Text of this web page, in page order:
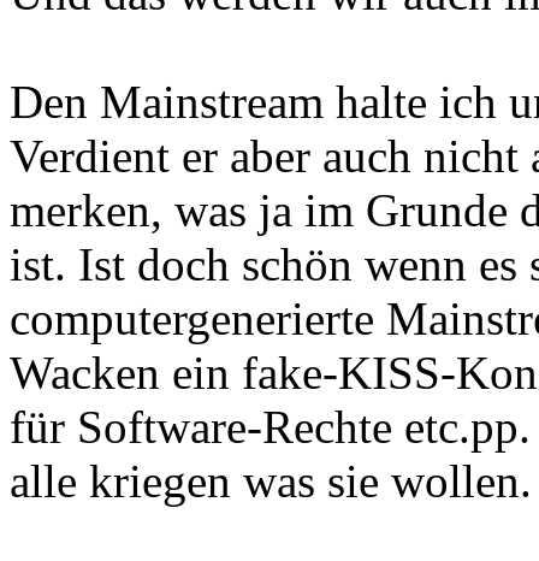
Den Mainstream halte ich
Verdient er aber auch
merken, was ja im Grunde
ist. Ist doch schön wenn
computergenerierte
Wacken ein fake-KISS-
für Software-Rechte
alle kriegen was sie